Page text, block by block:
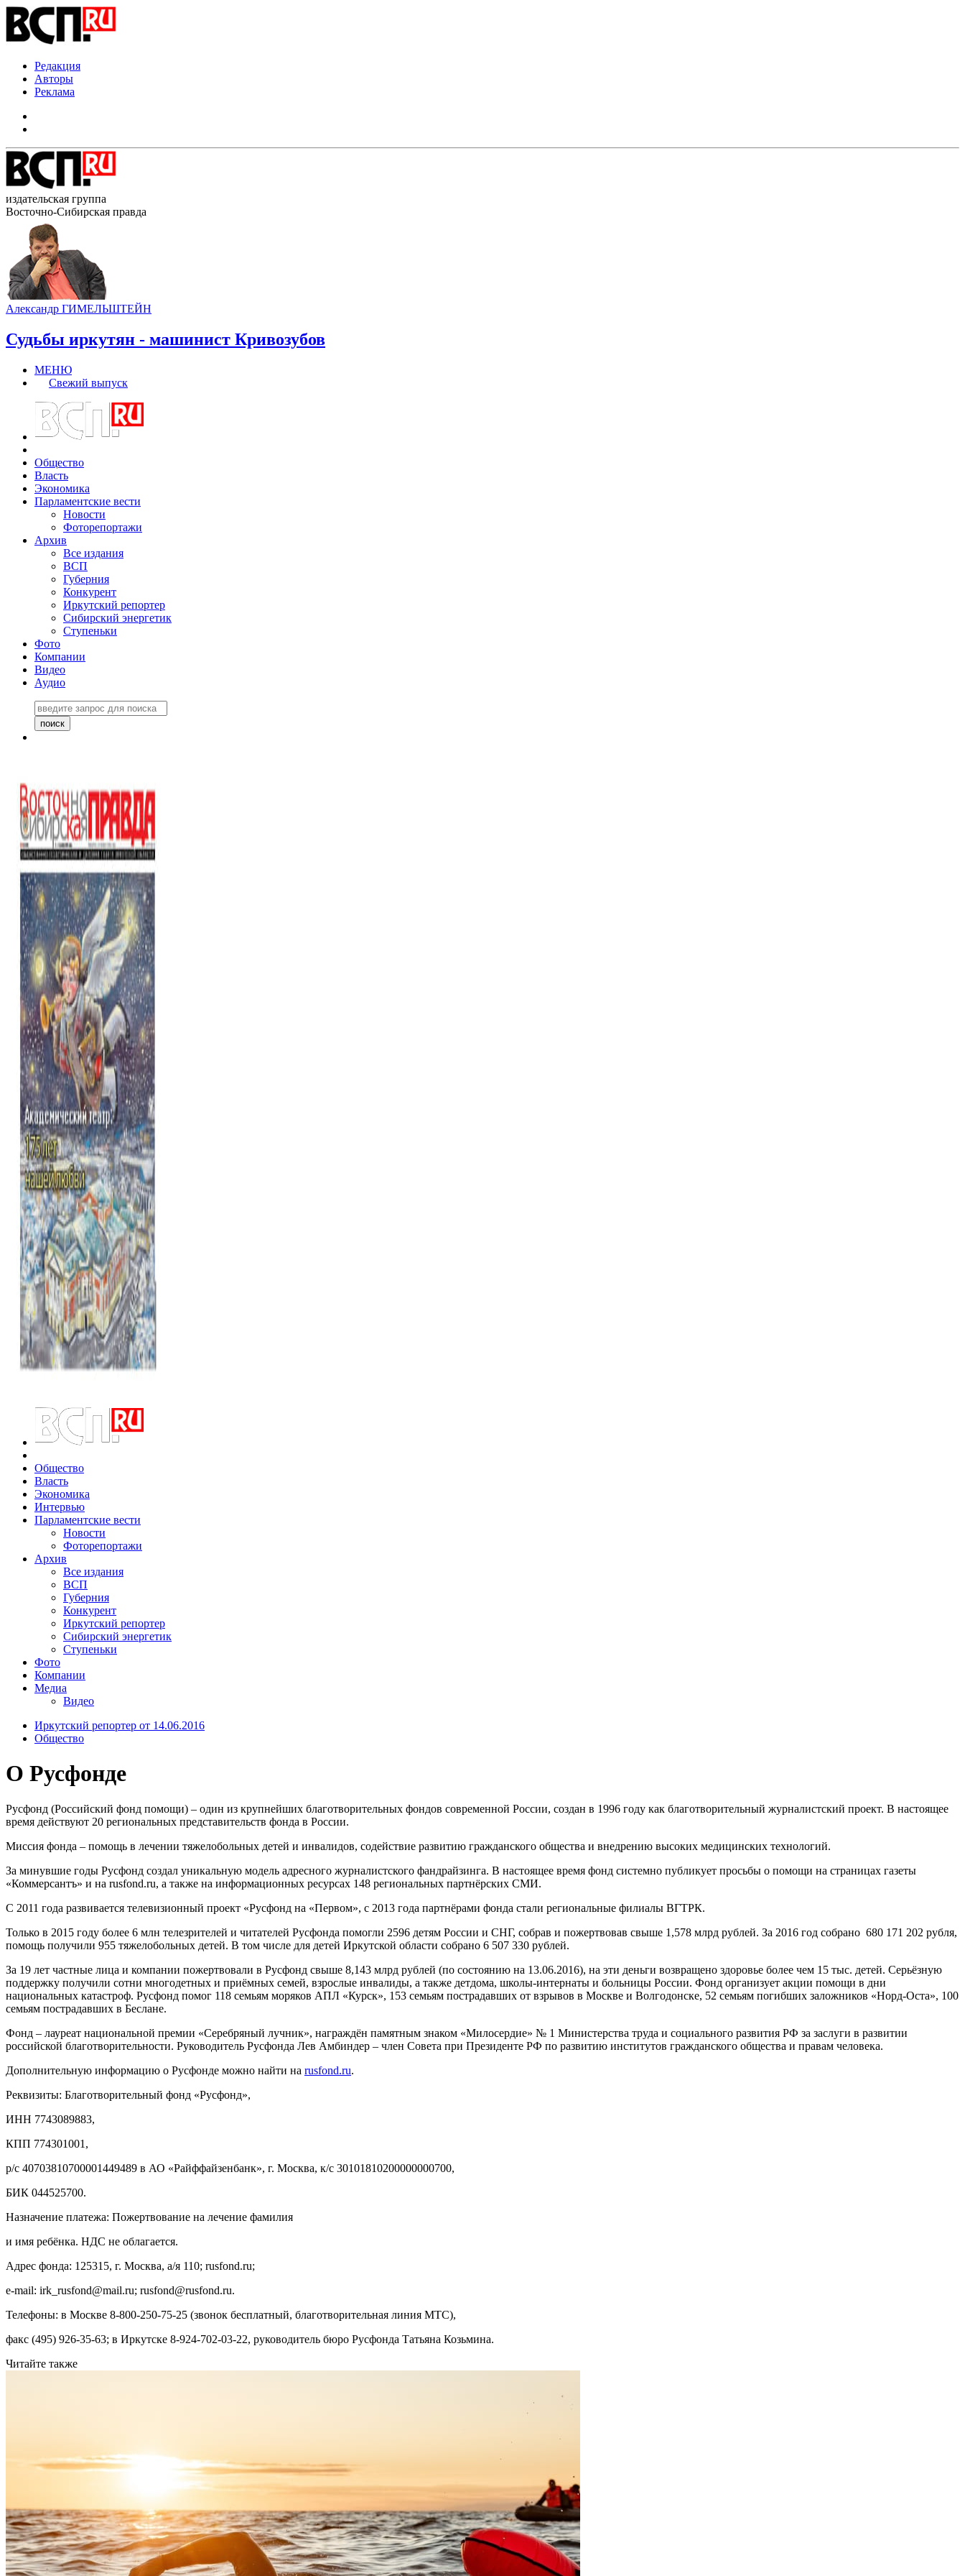
Редакция
Авторы
Реклама
издательская группа
Восточно-Сибирская правда
Александр ГИМЕЛЬШТЕЙН
Судьбы иркутян - машинист Кривозубов
МЕНЮ
Свежий выпуск
Общество
Власть
Экономика
Парламентские вести
Новости
Фоторепортажи
Архив
Все издания
ВСП
Губерния
Конкурент
Иркутский репортер
Сибирский энергетик
Ступеньки
Фото
Компании
Видео
Аудио
Общество
Власть
Экономика
Интервью
Парламентские вести
Новости
Фоторепортажи
Архив
Все издания
ВСП
Губерния
Конкурент
Иркутский репортер
Сибирский энергетик
Ступеньки
Фото
Компании
Медиа
Видео
Иркутский репортер от 14.06.2016
Общество
О Русфонде
Русфонд (Российский фонд помощи) – один из крупнейших благотворительных фондов современной России, создан в 1996 году как благотворительный журналистский проект. В настоящее
время действуют 20 региональных представительств фонда в России.
Миссия фонда – помощь в лечении тяжелобольных детей и инвалидов, содействие развитию гражданского общества и внедрению высоких медицинских технологий.
За минувшие годы Русфонд создал уникальную модель адресного журналистского фандрайзинга. В настоящее время фонд системно публикует просьбы о помощи на страницах газеты
«Коммерсантъ» и на rusfond.ru, а также на информационных ресурсах 148 региональных партнёрских СМИ.
С 2011 года развивается телевизионный проект «Русфонд на «Первом», с 2013 года партнёрами фонда стали региональные филиалы ВГТРК.
Только в 2015 году более 6 млн телезрителей и читателей Русфонда помогли 2596 детям России и СНГ, собрав и пожертвовав свыше 1,578 млрд рублей. За 2016 год собрано 680 171 202 рубля,
помощь получили 955 тяжелобольных детей. В том числе для детей Иркутской области собрано 6 507 330 рублей.
За 19 лет частные лица и компании пожертвовали в Русфонд свыше 8,143 млрд рублей (по состоянию на 13.06.2016), на эти деньги возвращено здоровье более чем 15 тыс. детей. Серьёзную
поддержку получили сотни многодетных и приёмных семей, взрослые инвалиды, а также детдома, школы-интернаты и больницы России. Фонд организует акции помощи в дни
национальных катастроф. Русфонд помог 118 семьям моряков АПЛ «Курск», 153 семьям пострадавших от взрывов в Москве и Волгодонске, 52 семьям погибших заложников «Норд-Оста», 100
семьям пострадавших в Беслане.
Фонд – лауреат национальной премии «Серебряный лучник», награждён памятным знаком «Милосердие» № 1 Министерства труда и социального развития РФ за заслуги в развитии
российской благотворительности. Руководитель Русфонда Лев Амбиндер – член Совета при Президенте РФ по развитию институтов гражданского общества и правам человека.
Дополнительную информацию о Русфонде можно найти на rusfond.ru.
Реквизиты: Благотворительный фонд «Русфонд»,
ИНН 7743089883,
КПП 774301001,
р/с 40703810700001449489 в АО «Райффайзенбанк», г. Москва, к/с 30101810200000000700,
БИК 044525700.
Назначение платежа: Пожертвование на лечение фамилия
и имя ребёнка. НДС не облагается.
Адрес фонда: 125315, г. Москва, а/я 110; rusfond.ru;
e-mail: irk_rusfond@mail.ru; rusfond@rusfond.ru.
Телефоны: в Москве 8-800-250-75-25 (звонок бесплатный, благотворительная линия МТС),
факс (495) 926-35-63; в Иркутске 8-924-702-03-22, руководитель бюро Русфонда Татьяна Козьмина.
Читайте также